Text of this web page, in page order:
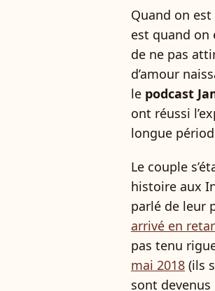
Quand on
est quand on
de ne pas
d’amour
le podcast
ont réussi
longue
Le couple
histoire aux
parlé de leur
arrivé en
pas tenu
mai 2018 (ils
sont